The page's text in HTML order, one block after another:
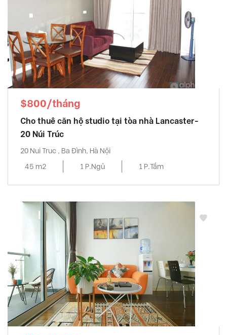
$800/tháng
Cho thuê căn hộ studio tại tòa nhà Lancaster-
20 Núi Trúc
20 Nui Truc , Ba Đình, Hà Nội
45 m2
1 P.Ngủ 1 P.Tắm